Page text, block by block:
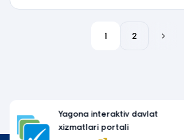
1 2
Oʻzbekiston Respublikasi
innovatsiyalar vazirligi